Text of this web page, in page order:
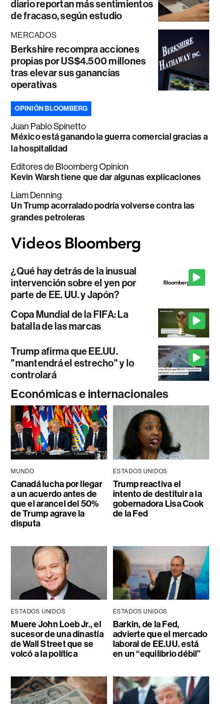
diario reportan más sentimientos
de fracaso, según estudio
MERCADOS
Berkshire recompra acciones
propias por US$4.500 millones
tras elevar sus ganancias
operativas
OPINIÓN BLOOMBERG
Juan Pablo Spinetto
México está ganando la guerra comercial gracias a
la hospitalidad
Editores de Bloomberg Opinion
Kevin Warsh tiene que dar algunas explicaciones
Liam Denning
Un Trump acorralado podría volverse contra las
grandes petroleras
¿Qué hay detrás de la inusual
intervención sobre el yen por
parte de EE. UU. y Japón?
Copa Mundial de la FIFA: La
batalla de las marcas
Trump afirma que EE.UU.
"mantendrá el estrecho" y lo
controlará
Económicas e internacionales
MUNDO
Canadá lucha por llegar
a un acuerdo antes de
que el arancel del 50%
de Trump agrave la
disputa
ESTADOS UNIDOS
Trump reactiva el
intento de destituir a la
gobernadora Lisa Cook
de la Fed
ESTADOS UNIDOS
Muere John Loeb Jr., el
sucesor de una dinastía
de Wall Street que se
volcó a la política
ESTADOS UNIDOS
Barkin, de la Fed,
advierte que el mercado
laboral de EE.UU. está
en un “equilibrio débil”